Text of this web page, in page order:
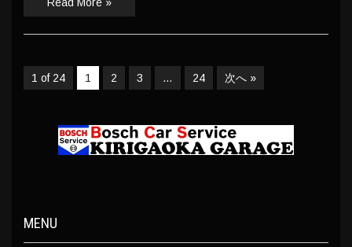
Read More »
1 of 24 1 2 3 … 24 次へ »
MENU